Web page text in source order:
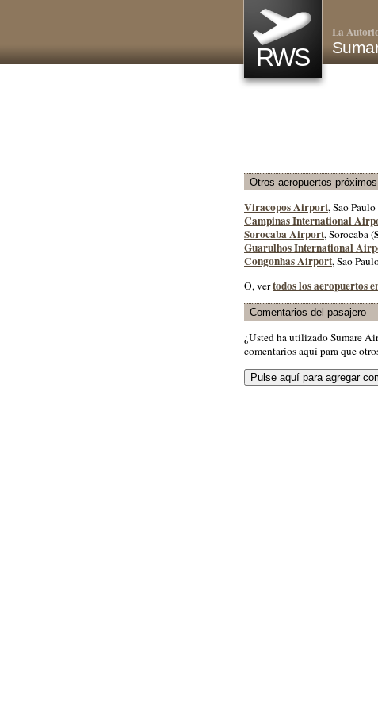
RWS
La
Otros aeropuertos próximos
Viracopos Airport, Sao Paulo
Campinas International
Sorocaba Airport, Sorocaba (
Guarulhos International
Congonhas Airport, Sao
O, vertodos los aeropuertos
Comentarios del pasajero
¿Usted ha utilizado Sumare
comentarios aquí para que